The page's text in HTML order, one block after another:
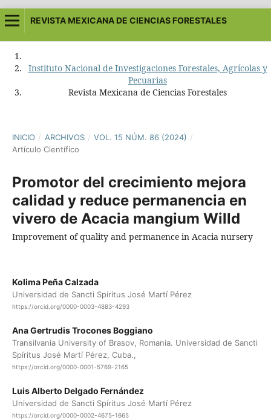
REVISTA MEXICANA DE CIENCIAS FORESTALES
Instituto Nacional de Investigaciones Forestales, Agrícolas y
Pecuarias
Revista Mexicana de Ciencias Forestales
INICIO / ARCHIVOS / VOL. 15 NÚM. 86 (2024) /
Artículo Científico
Promotor del crecimiento mejora
calidad y reduce permanencia en
vivero de Acacia mangium Willd
Improvement of quality and permanence in Acacia nursery
Kolima Peña Calzada
Universidad de Sancti Spíritus José Martí Pérez
https://orcid.org/0000-0003-4883-4293
Ana Gertrudis Trocones Boggiano
Transilvania University of Brasov, Romania. Universidad de Sancti
Spíritus José Martí Pérez, Cuba.,
https://orcid.org/0000-0001-5769-2165
Luis Alberto Delgado Fernández
Universidad de Sancti Spíritus José Martí Pérez
https://orcid.org/0000-0002-4675-1665